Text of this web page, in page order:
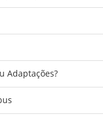
Adaptações?